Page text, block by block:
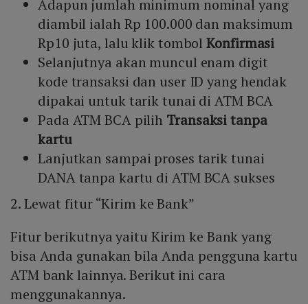
Adapun jumlah minimum nominal yang
diambil ialah Rp 100.000 dan maksimum
Rp10 juta, lalu klik tombolKonfirmasi
Selanjutnya akan muncul enam digit
kode transaksi dan user ID yang hendak
dipakai untuk tarik tunai di ATM BCA
Pada ATM BCA pilih Transaksi tanpa
kartu
Lanjutkan sampai proses tarik tunai
DANA tanpa kartu di ATM BCA sukses
2. Lewat fitur “Kirim ke Bank”
Fitur berikutnya yaitu Kirim ke Bank yang
bisa Anda gunakan bila Anda pengguna kartu
ATM bank lainnya. Berikut ini cara
menggunakannya.